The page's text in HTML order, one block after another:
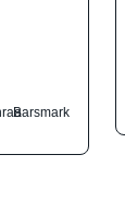
Barsmark